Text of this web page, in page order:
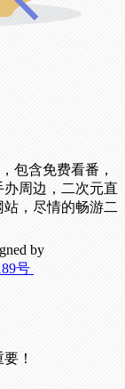
包含免费看番，
周边，二次元直
，尽情的畅游二
by
号
！